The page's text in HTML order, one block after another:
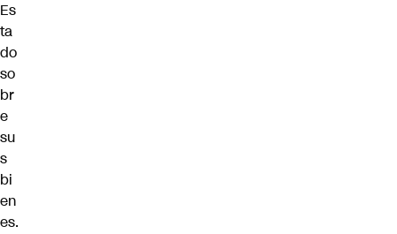
Es
ta
do
so
br
e
su
s
bi
en
es.